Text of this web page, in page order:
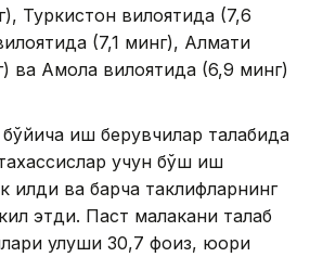
Туркистон вилоятида (7,6
(7,1 минг), Алмати
ва Ақмола вилоятида (6,9 минг)
иш берувчилар талабида
учун бўш иш
қилди ва барча таклифларнинг
этди. Паст малакани талаб
улуши 30,7 фоиз, юқори